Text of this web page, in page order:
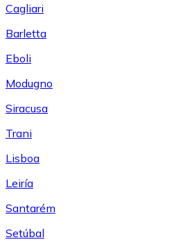
Cagliari
Barletta
Eboli
Modugno
Siracusa
Trani
Lisboa
Leiría
Santarém
Setúbal